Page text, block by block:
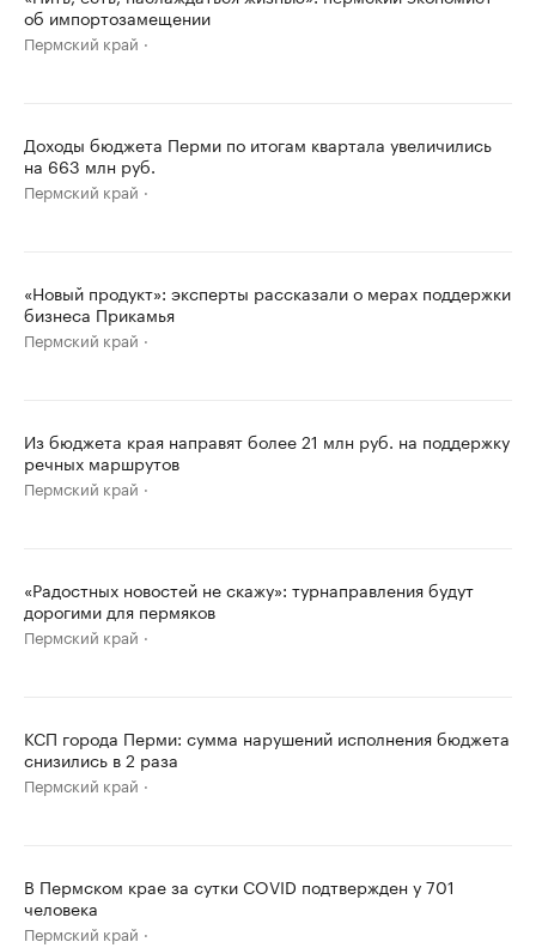
об импортозамещении
Пермский край
Доходы бюджета Перми по итогам квартала увеличились
на 663 млн руб.
Пермский край
«Новый продукт»: эксперты рассказали о мерах поддержки
бизнеса Прикамья
Пермский край
Из бюджета края направят более 21 млн руб. на поддержку
речных маршрутов
Пермский край
«Радостных новостей не скажу»: турнаправления будут
дорогими для пермяков
Пермский край
КСП города Перми: сумма нарушений исполнения бюджета
снизились в 2 раза
Пермский край
В Пермском крае за сутки COVID подтвержден у 701
человека
Пермский край